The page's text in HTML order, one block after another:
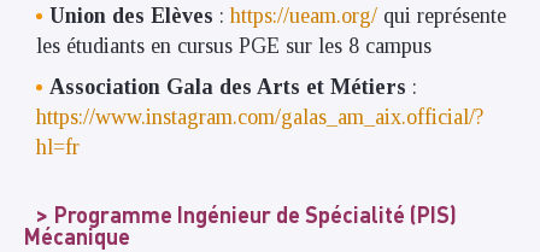
Union des Elèves :https://ueam.org/ qui représente
les étudiants en cursus PGE sur les 8 campus
Association Gala des Arts et Métiers :
https://www.instagram.com/galas_am_aix.official/?
hl=fr
Programme Ingénieur de Spécialité (PIS)
Mécanique